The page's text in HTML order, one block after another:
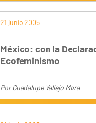
21 junio 2005
México: con la
Ecofeminismo
PorGuadalupe Vallejo Mora